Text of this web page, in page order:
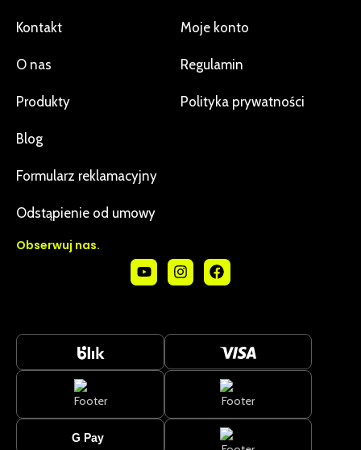
Kontakt
O nas
Produkty
Blog
Moje konto
Regulamin
Polityka prywatności
Formularz reklamacyjny
Odstąpienie od umowy
Obserwuj nas.